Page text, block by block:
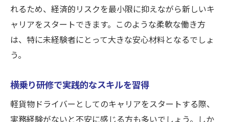
れるため、経済的リスクを最小限に抑えながら新しいキ
ャリアをスタートできます。このような柔軟な働き方
は、特に未経験者にとって大きな安心材料となるでしょ
う。
横乗り研修で実践的なスキルを習得
軽貨物ドライバーとしてのキャリアをスタートする際、
実務経験がないと不安に感じる方も多いでしょう。しか